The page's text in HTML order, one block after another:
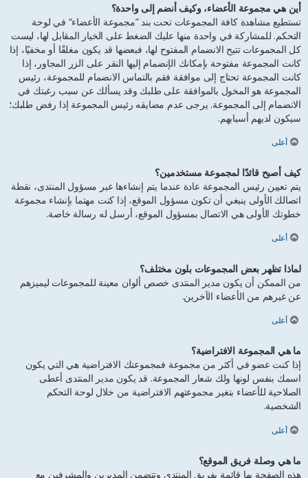
أين هي مجموعة الأعضاء، وكيف أنضم إلى واحدة؟
تستطيع مشاهدة كافة المجموعات تحت بند ”مجموعة الأعضاء“ في لوحة
التحكم. للمشاركة في واحدة منها عليك الضغط على الخيار المقابل لها، ليست
كل المجموعات تتيح الانضمام المفتوح لها، فبعضها قد يكون مغلقًا أو مخفيًا، إذا
كانت المجموعة مفتوحة بإمكانك الإنضمام إليها النقر على الزر المجاور، إذا
كانت المجموعة تحتاج إلى موافقة فقم بالتماس الانضمام للمجموعة، رئيس
المجموعة هو المخول بالموافقة على طلبك وقد يسألك عن سبب رغبتك في
الانضمام إلى المجموعة. يرجى عدم مضايقه رئيس المجموعة إذا رفض طلبك؛
سيكون لديهم أسبابهم.
أعلى
كيف أصبح قائدًا لمجموعة مستخدمين؟
يتم تعيين رئيس المجموعة عادة عندما يتم إنشاءها عبر مسؤول المنتدى، نقطة
اتصالك الأولى ينبغي أن تكون مسؤول الموقع، إذا كنت مهتما بإنشاء مجموعة
خطوتك الأولى هي الاتصال بمسؤول الموقع، أرسل له رسالة خاصة.
أعلى
لماذا تظهر بعض المجموعات بلون مختلف؟
من الممكن أن يكون مدير المنتدى خصص ألوان معينة للمجموعات ليميزهم
عن غيرهم من الأعضاء الآخرين.
أعلى
ما هي المجموعة الافتراضية؟
إذا كنت عضو في أكثر من مجموعة فمجموعتك الافتراضية هي التي يكون
اسمك بنفس لونها ولك شعار المجموعة. قد يكون مدير المنتدى أعطى
الصلاحية للأعضاء بتغير مجموعتهم الافتراضية من خلال لوحة التحكم
الشخصية.
أعلى
ما هي وصلة فريق الموقع؟
هذه الصفحة بها قائمة بفريق المنتدى وتتضمن المديرين والمشرفين مع